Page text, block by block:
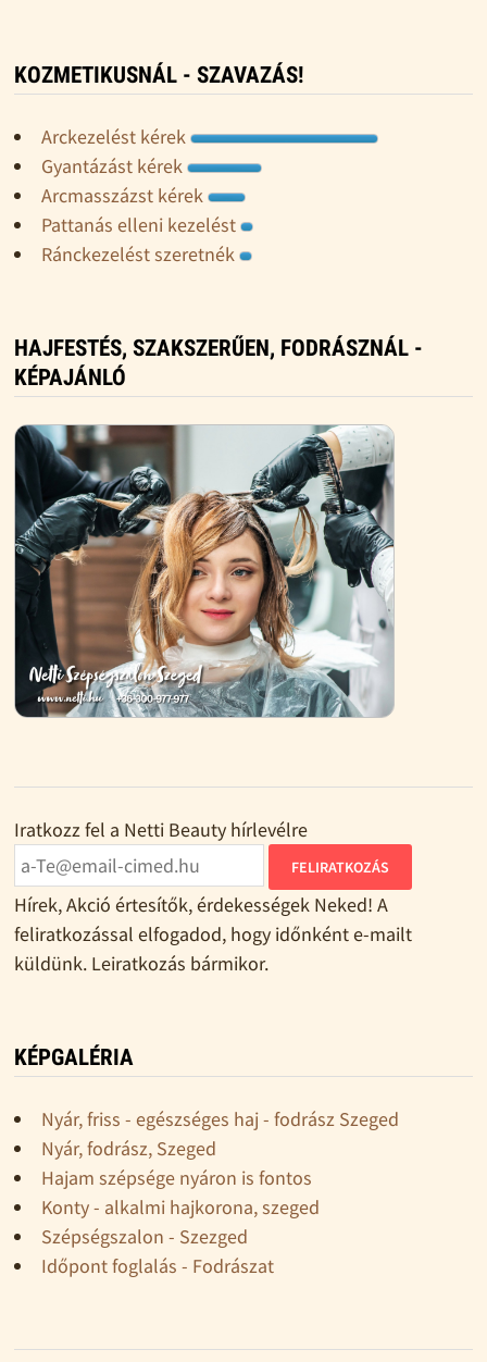
KOZMETIKUSNÁL - SZAVAZÁS!
Arckezelést kérek
Gyantázást kérek
Arcmasszázst kérek
Pattanás elleni kezelést
Ránckezelést szeretnék
HAJFESTÉS, SZAKSZERŰEN, FODRÁSZNÁL -
KÉPAJÁNLÓ
Iratkozz fel a Netti Beauty hírlevélre
FELIRATKOZÁS
Hírek, Akció értesítők, érdekességek Neked! A
feliratkozással elfogadod, hogy időnként e-mailt
küldünk. Leiratkozás bármikor.
KÉPGALÉRIA
Nyár, friss - egészséges haj - fodrász Szeged
Nyár, fodrász, Szeged
Hajam szépsége nyáron is fontos
Konty - alkalmi hajkorona, szeged
Szépségszalon - Szezged
Időpont foglalás - Fodrászat